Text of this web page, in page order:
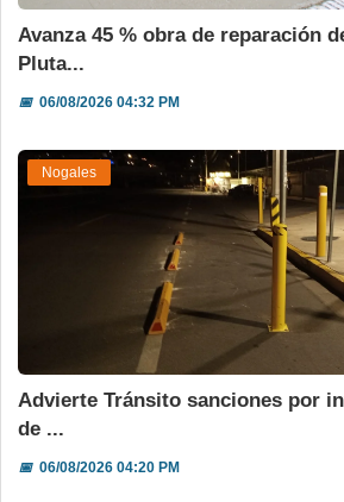
Avanza 45 % obra de reparación
Pluta...
📅06/08/2026 04:32 PM
Nogales
Advierte Tránsito sanciones por
de ...
📅06/08/2026 04:20 PM